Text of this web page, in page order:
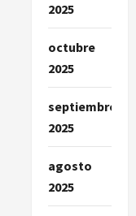
2025
octubre
2025
septiembre
2025
agosto
2025